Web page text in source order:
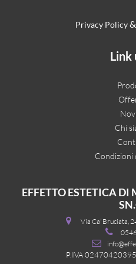
Privacy Policy&
Link
Chi
Condizioni
EFFETTO ESTETICA
Via Ca’ Bruciata,
P.IVA